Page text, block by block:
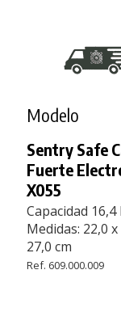
Modelo
Sentry Safe
Fuerte
X055
Capacidad
Medidas: 22,0 x
27,0 cm
Ref. 609.000.009